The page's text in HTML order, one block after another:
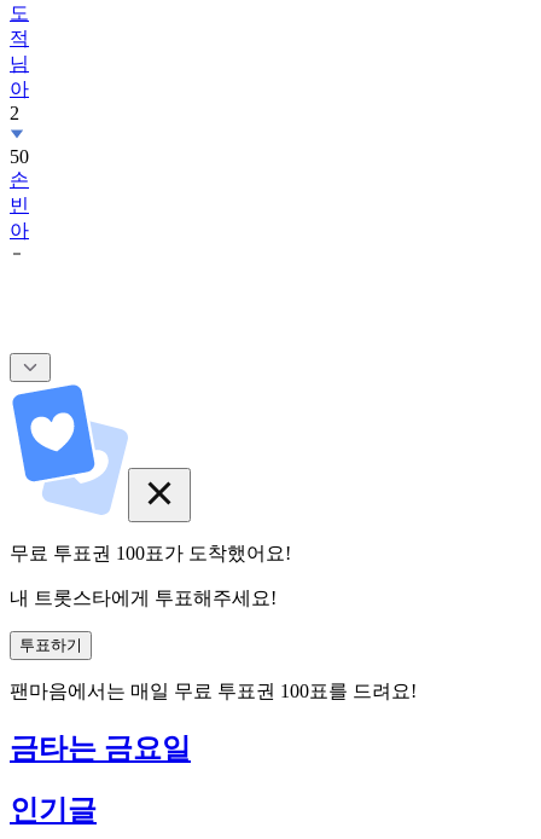
도
적
님
아
2
50
손
빈
아
무료 투표권 100표가 도착했어요!
내 트롯스타에게 투표해주세요!
투표하기
팬마음에서는 매일 무료 투표권 100표를 드려요!
금타는 금요일
인기글